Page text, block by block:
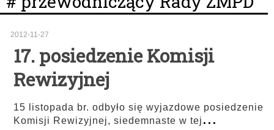
2012-11-27
17. posiedzenie Komisji
Rewizyjnej
15 listopada br. odbyło się wyjazdowe posiedzenie
Komisji Rewizyjnej, siedemnaste w tej ...